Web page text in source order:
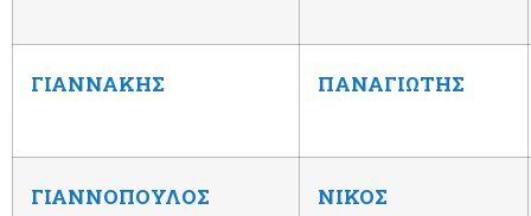
ΓΙΑΝΝΑΚΗΣ ΠΑΝΑΓΙΩΤΗΣ
ΓΙΑΝΝΟΠΟΥΛΟΣ ΝΙΚΟΣ